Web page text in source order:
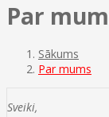
Par
Sākums
Par mums
Sveiki,